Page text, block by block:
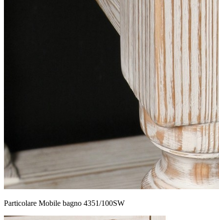
Particolare Mobile bagno 4351/100SW